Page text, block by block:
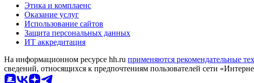
Этика и комплаенс
Оказание услуг
Использование сайтов
Защита персональных данных
ИТ аккредитация
На информационном ресурсе hh.ru применяются рекомендательные
сведений, относящихся к предпочтениям пользователей сети